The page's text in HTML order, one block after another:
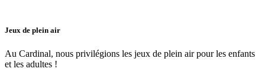
Jeux de plein air
Au Cardinal, nous privilégions les jeux de plein air pour les enfants
et les adultes !